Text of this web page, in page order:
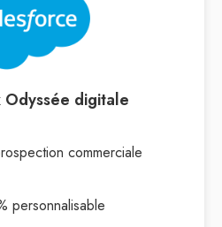
Odyssée digitale
commerciale
personnalisable